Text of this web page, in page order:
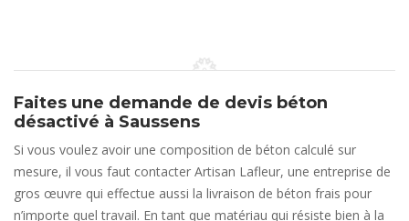
Faites une demande de devis béton
désactivé à Saussens
Si vous voulez avoir une composition de béton calculé sur
mesure, il vous faut contacter Artisan Lafleur, une entreprise de
gros œuvre qui effectue aussi la livraison de béton frais pour
n’importe quel travail. En tant que matériau qui résiste bien à la